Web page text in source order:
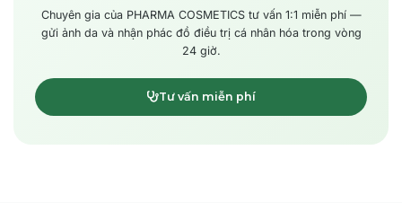
Chuyên gia của PHARMA COSMETICS tư vấn 1:1 miễn phí —
gửi ảnh da và nhận phác đồ điều trị cá nhân hóa trong vòng
24 giờ.
Tư vấn miễn phí